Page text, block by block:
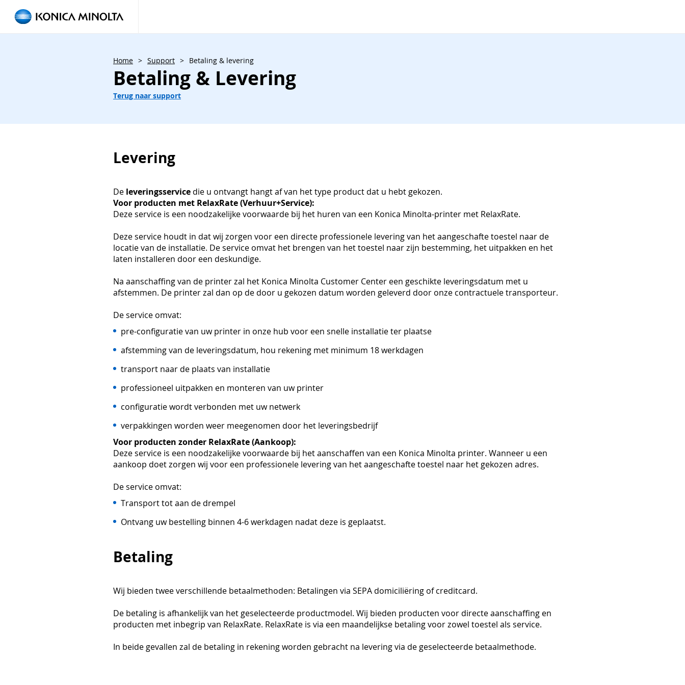
Home > Support > Betaling & levering
Betaling & Levering
Terug naar support
Levering
Deleveringsservicedie u ontvangt hangt af van het type product dat u hebt gekozen.
Voor producten met RelaxRate (Verhuur+Service):
Deze service is een noodzakelijke voorwaarde bij het huren van een Konica Minolta-printer met RelaxRate.
Deze service houdt in dat wij zorgen voor een directe professionele levering van het aangeschafte toestel naar de
locatie van de installatie. De service omvat het brengen van het toestel naar zijn bestemming, het uitpakken en het
laten installeren door een deskundige.
Na aanschaffing van de printer zal het Konica Minolta Customer Center een geschikte leveringsdatum met u
afstemmen. De printer zal dan op de door u gekozen datum worden geleverd door onze contractuele transporteur.
De service omvat:
pre-configuratie van uw printer in onze hub voor een snelle installatie ter plaatse
afstemming van de leveringsdatum, hou rekening met minimum 18 werkdagen
transport naar de plaats van installatie
professioneel uitpakken en monteren van uw printer
configuratie wordt verbonden met uw netwerk
verpakkingen worden weer meegenomen door het leveringsbedrijf
Voor producten zonder RelaxRate (Aankoop):
Deze service is een noodzakelijke voorwaarde bij het aanschaffen van een Konica Minolta printer. Wanneer u een
aankoop doet zorgen wij voor een professionele levering van het aangeschafte toestel naar het gekozen adres.
De service omvat:
Transport tot aan de drempel
Ontvang uw bestelling binnen 4-6 werkdagen nadat deze is geplaatst.
Betaling
Wij bieden twee verschillende betaalmethoden: Betalingen via SEPA domiciliëring of creditcard.
De betaling is afhankelijk van het geselecteerde productmodel. Wij bieden producten voor directe aanschaffing en
producten met inbegrip van RelaxRate. RelaxRate is via een maandelijkse betaling voor zowel toestel als service.
In beide gevallen zal de betaling in rekening worden gebracht na levering via de geselecteerde betaalmethode.